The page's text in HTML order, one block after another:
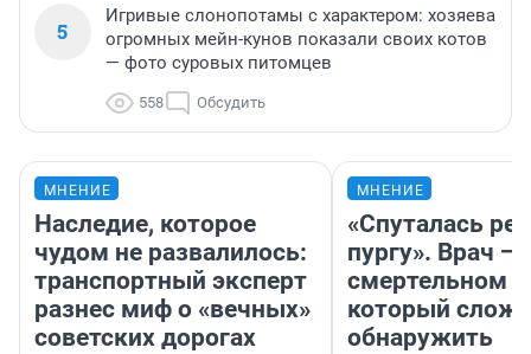
5
Игривые слонопотамы с характером: хозяева
огромных мейн-кунов показали своих котов
— фото суровых питомцев
558 Обсудить
МНЕНИЕ
Наследие, которое
чудом не развалилось:
транспортный эксперт
разнес миф о «вечных»
советских дорогах
МНЕНИЕ
«Спуталась
пургу». Врач —
смертельном
который
обнаружить